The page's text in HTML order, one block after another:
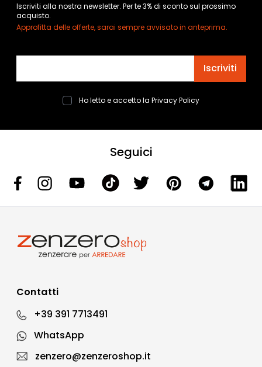
Iscriviti alla nostra newsletter. Per te 3% di sconto sul prossimo
acquisto.
Approfitta delle offerte, sarai sempre avvisato in anteprima.
Iscriviti
Ho letto e accetto la Privacy Policy
Seguici
Contatti
+39 391 7713491
WhatsApp
zenzero@zenzeroshop.it